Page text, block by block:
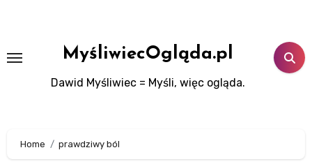
MyśliwiecOgląda.pl
Dawid Myśliwiec = Myśli, więc ogląda.
Home prawdziwy ból